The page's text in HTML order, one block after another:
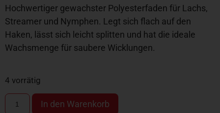
Hochwertiger gewachster Polyesterfaden für Lachs,
Streamer und Nymphen. Legt sich flach auf den
Haken, lässt sich leicht splitten und hat die ideale
Wachsmenge für saubere Wicklungen.
4 vorrätig
In den Warenkorb